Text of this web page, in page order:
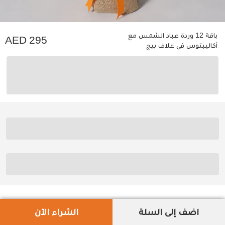
باقة 12 وردة عباد الشمس مع
أكاليبتوس في غلاف بيج
295
اضف إلى السلة الشراء الآن